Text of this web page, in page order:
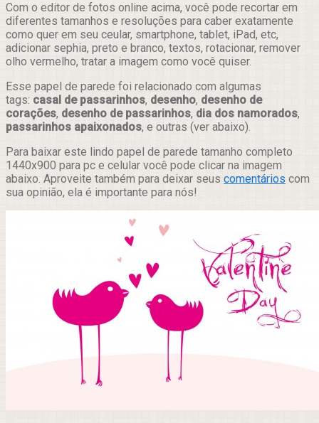
Com o editor de fotos online acima, você pode recortar em
diferentes tamanhos e resoluções para caber exatamente
como quer em seu ceular, smartphone, tablet, iPad, etc,
adicionar sephia, preto e branco, textos, rotacionar, remover
olho vermelho, tratar a imagem como você quiser.
Esse papel de parede foi relacionado com algumas
tags: casal de passarinhos, desenho, desenho de
corações, desenho de passarinhos, dia dos namorados,
passarinhos apaixonados, e outras (ver abaixo).
Para baixar este lindo papel de parede tamanho completo
1440x900 para pc e celular você pode clicar na imagem
abaixo. Aproveite também para deixar seus comentários com
sua opinião, ela é importante para nós!